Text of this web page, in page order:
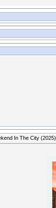
In The City (2025)